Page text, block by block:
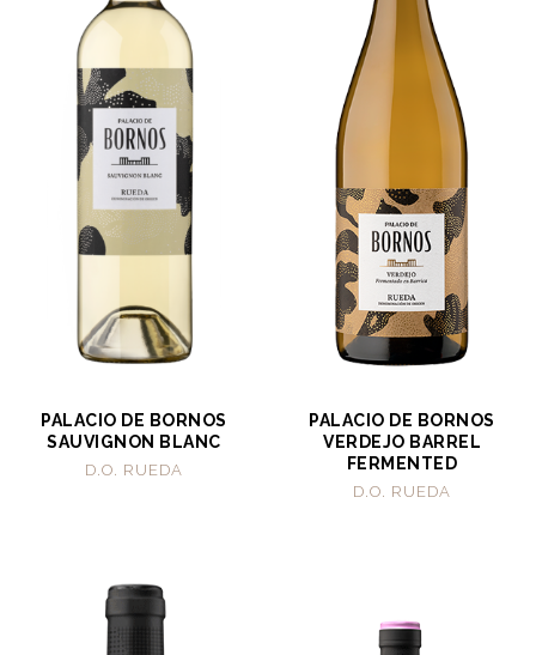
PALACIO DE BORNOS
SAUVIGNON BLANC
D.O. RUEDA
PALACIO DE BORNOS
VERDEJO BARREL
FERMENTED
D.O. RUEDA